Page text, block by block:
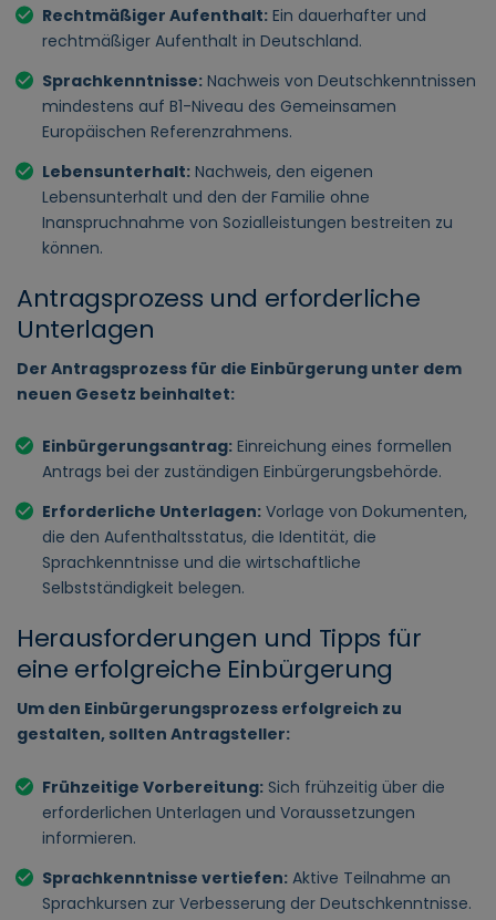
Rechtmäßiger Aufenthalt: Ein dauerhafter und
rechtmäßiger Aufenthalt in Deutschland.
Sprachkenntnisse: Nachweis von Deutschkenntnissen
mindestens auf B1-Niveau des Gemeinsamen
Europäischen Referenzrahmens.
Lebensunterhalt: Nachweis, den eigenen
Lebensunterhalt und den der Familie ohne
Inanspruchnahme von Sozialleistungen bestreiten zu
können.
Antragsprozess und erforderliche
Unterlagen
Der Antragsprozess für die Einbürgerung unter dem
neuen Gesetz beinhaltet:
Einbürgerungsantrag: Einreichung eines formellen
Antrags bei der zuständigen Einbürgerungsbehörde.
Erforderliche Unterlagen: Vorlage von Dokumenten,
die den Aufenthaltsstatus, die Identität, die
Sprachkenntnisse und die wirtschaftliche
Selbstständigkeit belegen.
Herausforderungen und Tipps für
eine erfolgreiche Einbürgerung
Um den Einbürgerungsprozess erfolgreich zu
gestalten, sollten Antragsteller:
Frühzeitige Vorbereitung: Sich frühzeitig über die
erforderlichen Unterlagen und Voraussetzungen
informieren.
Sprachkenntnisse vertiefen: Aktive Teilnahme an
Sprachkursen zur Verbesserung der Deutschkenntnisse.